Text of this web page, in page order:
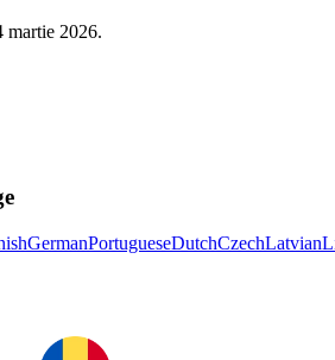
martie 2026.
GermanPortugueseDutchCzechLatvian